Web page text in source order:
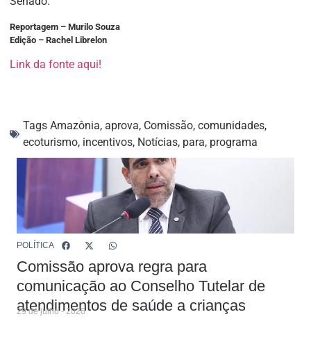
Reportagem – Murilo Souza
Edição – Rachel Librelon
Link da fonte aqui!
Tags Amazônia, aprova, Comissão, comunidades,
ecoturismo, incentivos, Notícias, para, programa
POLÍTICA
Comissão aprova regra para
comunicação ao Conselho Tutelar de
atendimentos de saúde a crianças
29 de julho - 2026